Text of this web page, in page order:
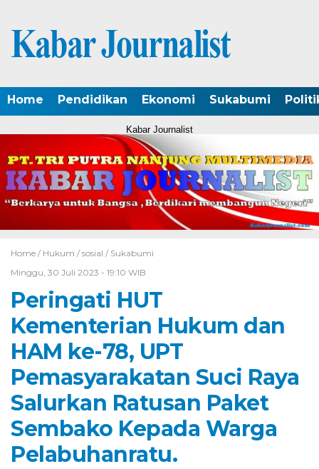
Home Pendidikan Ekonomi Sukabumi
Kabar Journalist
Home / Hukum / sosial / Sukabumi
Minggu, 30 Juli 2023 - 19:10 WIB
Peringati HUT
Kementerian Hukum dan
HAM ke-78, UPT
Pemasyarakatan Suci Raya
Salurkan Ratusan Paket
Sembako Kepada Warga
Pelabuhanratu.